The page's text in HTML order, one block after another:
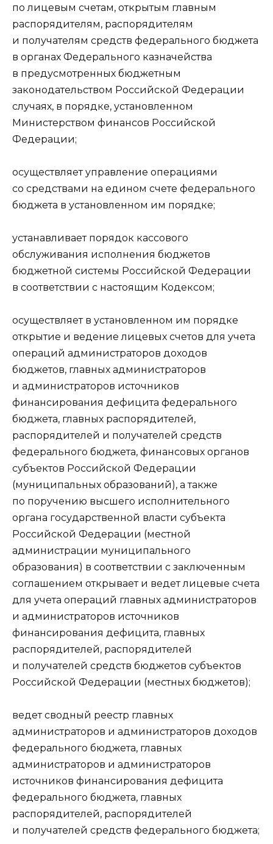
по лицевым счетам, открытым главным
распорядителям, распорядителям
и получателям средств федерального бюджета
в органах Федерального казначейства
в предусмотренных бюджетным
законодательством Российской Федерации
случаях, в порядке, установленном
Министерством финансов Российской
Федерации;
осуществляет управление операциями
со средствами на едином счете федерального
бюджета в установленном им порядке;
устанавливает порядок кассового
обслуживания исполнения бюджетов
бюджетной системы Российской Федерации
в соответствии с настоящим Кодексом;
осуществляет в установленном им порядке
открытие и ведение лицевых счетов для учета
операций администраторов доходов
бюджетов, главных администраторов
и администраторов источников
финансирования дефицита федерального
бюджета, главных распорядителей,
распорядителей и получателей средств
федерального бюджета, финансовых органов
субъектов Российской Федерации
(муниципальных образований), а также
по поручению высшего исполнительного
органа государственной власти субъекта
Российской Федерации (местной
администрации муниципального
образования) в соответствии с заключенным
соглашением открывает и ведет лицевые счета
для учета операций главных администраторов
и администраторов источников
финансирования дефицита, главных
распорядителей, распорядителей
и получателей средств бюджетов субъектов
Российской Федерации (местных бюджетов);
ведет сводный реестр главных
администраторов и администраторов доходов
федерального бюджета, главных
администраторов и администраторов
источников финансирования дефицита
федерального бюджета, главных
распорядителей, распорядителей
и получателей средств федерального бюджета;